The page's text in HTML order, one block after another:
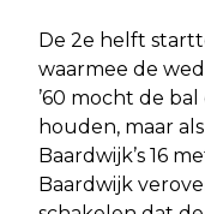
De 2e helft
waarmee de
’60 mocht de
houden, maar
Baardwijk’s 16
Baardwijk